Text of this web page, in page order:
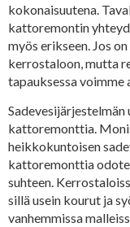
kokonaisuutena.
kattoremontin
myös erikseen. Jos
kerrostaloon, mutta
tapauksessa voimme
Sadevesijärjestelmän
kattoremonttia.
heikkokuntoisen
kattoremonttia
suhteen.
sillä usein kourut ja
vanhemmissa